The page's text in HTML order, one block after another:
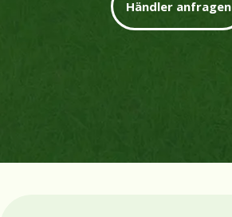
Händler anfragen